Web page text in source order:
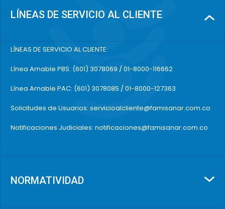
LÍNEAS DE SERVICIO AL CLIENTE
LÍNEAS DE SERVICIO AL CLIENTE:
Línea Amable PBS: (601) 3078069 / 01-8000-116662
Línea Amable PAC: (601) 3078085 / 01-8000-127363
Solicitudes de Usuarios: servicioalcliente@famisanar.com.co
Notificaciones Judiciales: notificaciones@famisanar.com.co
NORMATIVIDAD